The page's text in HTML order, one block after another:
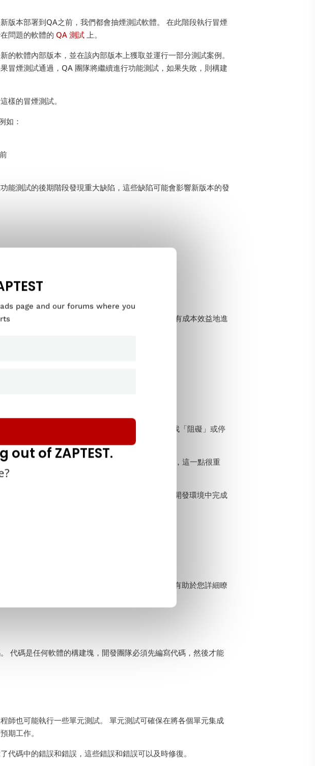
版本部署到QA之前，我們都會抽煙測試軟體。 在此階段執行冒煙
問題的軟體的 QA 測試 上。
的軟體內部版本，並在該內部版本上獲取並運行一部分測試案例。
冒煙測試通過，QA 團隊將繼續進行功能測試，如果失敗，則構建
樣的冒煙測試。
如：
能測試的後期階段發現重大缺陷，這些缺陷可能會影響新版本的發
行冒煙測試…儘管自動煙霧測試工具可以輕鬆且具有成本效益地進
試的第一階段，在 QA 環境中進行。
壓力下的性能。 在冒煙測試期間，QA工程師將尋找「阻礙」或停
僅要考慮正在測試的內容，還要考慮誰在執行
，這一點很重
這區分了冒煙測試與健全性測試，健全性測試是在開發環境中完成
間進行煙霧測試的位置。 瞭解此週期的每個階段將有助於您詳細瞭
代碼是任何軟體的構建塊，開發團隊必須先編寫代碼，然後才能
師也可能執行一些單元測試。 單元測試可確保在將各個單元集成
期工作。
代碼中的錯誤和錯誤，這些錯誤和錯誤可以及時修復。
page and our forums where you
of ZAPTEST.